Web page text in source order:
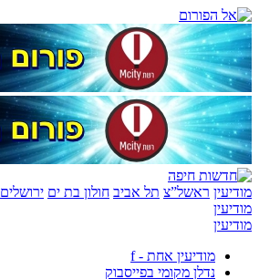
מודיעין ראשל”צ תל אביב חולון בת ים ירושלים
מודיעין
מודיעין
מודיעין אחת - f
נדלן מקומי בפייסבוק